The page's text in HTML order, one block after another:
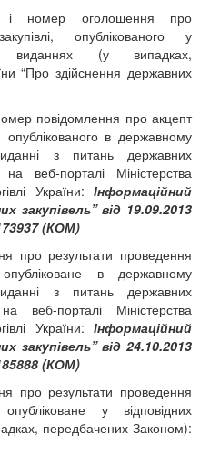
номер оголошення про
опублікованого у
виданнях (у випадках,
“Про здійснення державних
повідомлення про акцепт
опублікованого в державному
з питань державних
веб-порталі Міністерства
України: Інформаційний
закупівель” від 19.09.2013
(КОМ)
про результати проведення
в державному
з питань державних
веб-порталі Міністерства
України: Інформаційний
закупівель” від 24.10.2013
(КОМ)
про результати проведення
у відповідних
передбачених Законом):